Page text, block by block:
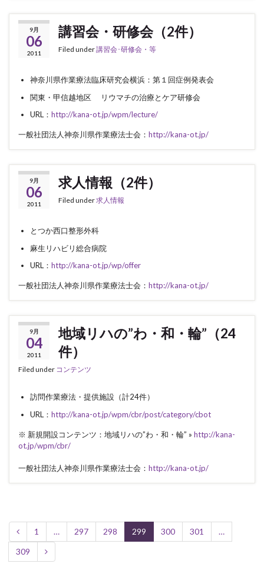
9月
06
2011
講習会・研修会（2件）
Filed under講習会･研修会・等
神奈川県作業療法臨床研究会横浜：第１回症例発表会
関東・甲信越地区 リウマチの治療とケア研修会
URL： http://kana-ot.jp/wpm/lecture/
一般社団法人神奈川県作業療法士会： http://kana-ot.jp/
9月
06
2011
求人情報（2件）
Filed under求人情報
とつか西口整形外科
麻生リハビリ総合病院
URL： http://kana-ot.jp/wp/offer
一般社団法人神奈川県作業療法士会： http://kana-ot.jp/
9月
04
2011
地域リハの”わ・和・輪”（24
件）
Filed under コンテンツ
訪問作業療法・提供施設（計24件）
URL： http://kana-ot.jp/wpm/cbr/post/category/cbot
※ 新規開設コンテンツ：地域リハの”わ・和・輪” » http://kana-
ot.jp/wpm/cbr/
一般社団法人神奈川県作業療法士会： http://kana-ot.jp/
1 … 297 298 299 300 301
…
309